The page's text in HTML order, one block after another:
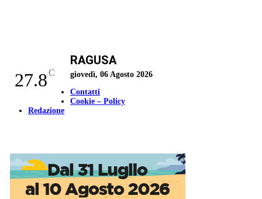
27.8C
RAGUSA
giovedì, 06 Agosto 2026
Contatti
Cookie – Policy
Redazione